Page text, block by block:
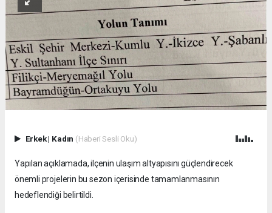
Erkek| Kadın (Haberi Sesli Oku)
Yapılan açıklamada, ilçenin ulaşım altyapısını güçlendirecek
önemli projelerin bu sezon içerisinde tamamlanmasının
hedeflendiği belirtildi.